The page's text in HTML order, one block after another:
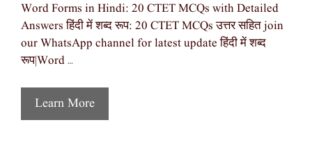
Word Forms in Hindi: 20 CTET MCQs with Detailed
Answers हिंदी में शब्द रूप: 20 CTET MCQs उत्तर सहित join
our WhatsApp channel for latest update हिंदी में शब्द
रूप|Word …
Learn More